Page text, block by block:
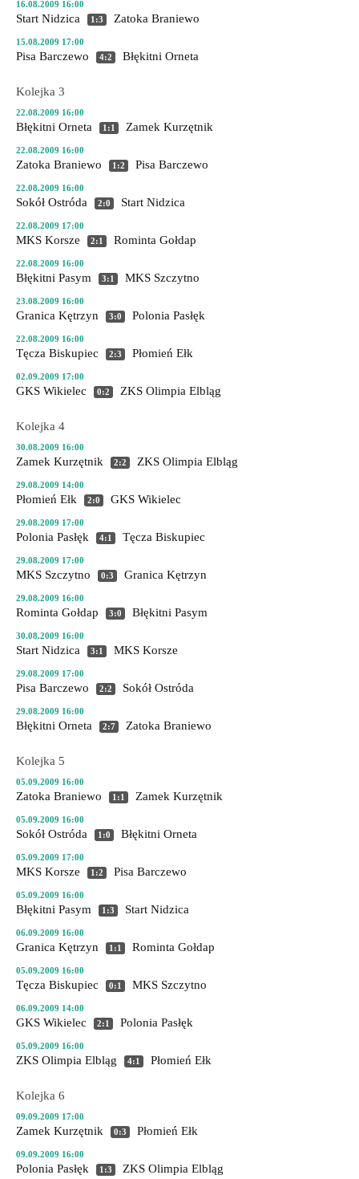
16.08.2009 16:00
Start Nidzica 1:3 Zatoka Braniewo
15.08.2009 17:00
Pisa Barczewo 4:2 Błękitni Orneta
Kolejka 3
22.08.2009 16:00
Błękitni Orneta 1:1 Zamek Kurzętnik
22.08.2009 16:00
Zatoka Braniewo 1:2 Pisa Barczewo
22.08.2009 16:00
Sokół Ostróda 2:0 Start Nidzica
22.08.2009 17:00
MKS Korsze 2:1 Rominta Gołdap
22.08.2009 16:00
Błękitni Pasym 3:1 MKS Szczytno
23.08.2009 16:00
Granica Kętrzyn 3:0 Polonia Pasłęk
22.08.2009 16:00
Tęcza Biskupiec 2:3 Płomień Ełk
02.09.2009 17:00
GKS Wikielec 0:2 ZKS Olimpia Elbląg
Kolejka 4
30.08.2009 16:00
Zamek Kurzętnik 2:2 ZKS Olimpia Elbląg
29.08.2009 14:00
Płomień Ełk 2:0 GKS Wikielec
29.08.2009 17:00
Polonia Pasłęk 4:1 Tęcza Biskupiec
29.08.2009 17:00
MKS Szczytno 0:3 Granica Kętrzyn
29.08.2009 16:00
Rominta Gołdap 3:0 Błękitni Pasym
30.08.2009 16:00
Start Nidzica 3:1 MKS Korsze
29.08.2009 17:00
Pisa Barczewo 2:2 Sokół Ostróda
29.08.2009 16:00
Błękitni Orneta 2:7 Zatoka Braniewo
Kolejka 5
05.09.2009 16:00
Zatoka Braniewo 1:1 Zamek Kurzętnik
05.09.2009 16:00
Sokół Ostróda 1:0 Błękitni Orneta
05.09.2009 17:00
MKS Korsze 1:2 Pisa Barczewo
05.09.2009 16:00
Błękitni Pasym 1:3 Start Nidzica
06.09.2009 16:00
Granica Kętrzyn 1:1 Rominta Gołdap
05.09.2009 16:00
Tęcza Biskupiec 0:1 MKS Szczytno
06.09.2009 14:00
GKS Wikielec 2:1 Polonia Pasłęk
05.09.2009 16:00
ZKS Olimpia Elbląg 4:1 Płomień Ełk
Kolejka 6
09.09.2009 17:00
Zamek Kurzętnik 0:3 Płomień Ełk
09.09.2009 16:00
Polonia Pasłęk 1:3 ZKS Olimpia Elbląg